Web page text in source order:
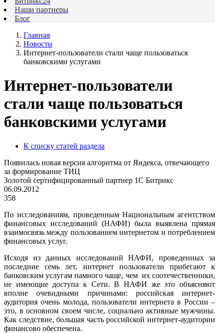
Наши партнеры
Блог
Главная
Новости
Интернет-пользователи стали чаще пользоваться
банковскими услугами
Интернет-пользователи
стали чаще пользоваться
банковскими услугами
К списку статей раздела
Появилась новая версия алгоритма от Яндекса, отвечающего
за формирование ТИЦ
Золотой сертифицированный партнер 1С Битрикс
06.09.2012
358
По исследованиям, проведенным Национальным агентством
финансовых исследований (НАФИ) была выявлена прямая
взаимосвязь между пользованием интернетом и потреблением
финансовых услуг.
Исходя из данных исследований НАФИ, проведенных за
последние семь лет, интернет пользователи прибегают к
банковским услугам намного чаще, чем их соотечественники,
не имеющие доступа к Сети. В НАФИ же это объясняют
вполне очевидными причинами: российская интернет-
аудитория очень молода, пользователи интернета в России –
это, в основном своем числе, социально активные мужчины.
Как следствие, большая часть российской интернет-аудитории
финансово обеспечена.